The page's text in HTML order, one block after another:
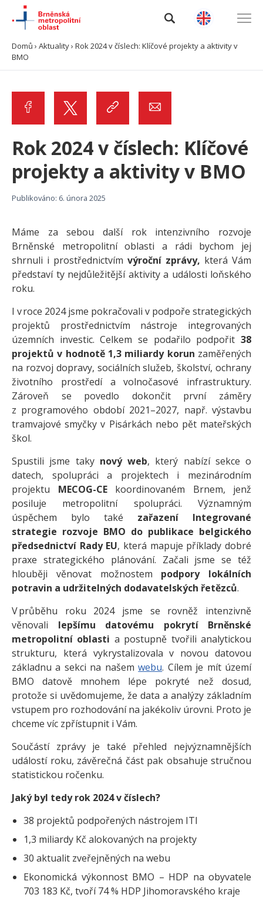
Domů › Aktuality› Rok 2024 v číslech: Klíčové projekty a aktivity v
BMO
Rok 2024 v číslech: Klíčové
projekty a aktivity v BMO
Publikováno: 6. února 2025
Máme za sebou další rok intenzivního rozvoje
Brněnské metropolitní oblasti a rádi bychom jej
shrnuli i prostřednictvím výroční zprávy, která Vám
představí ty nejdůležitější aktivity a události loňského
roku.
I v roce 2024 jsme pokračovali v podpoře strategických
projektů prostřednictvím nástroje integrovaných
územních investic. Celkem se podařilo podpořit 38
projektů v hodnotě 1,3 miliardy korun zaměřených
na rozvoj dopravy, sociálních služeb, školství, ochrany
životního prostředí a volnočasové infrastruktury.
Zároveň se povedlo dokončit první záměry
z programového období 2021–2027, např. výstavbu
tramvajové smyčky v Pisárkách nebo pět mateřských
škol.
Spustili jsme taky nový web, který nabízí sekce o
datech, spolupráci a projektech i mezinárodním
projektu MECOG-CEkoordinovaném Brnem, jenž
posiluje metropolitní spolupráci. Významným
úspěchem bylo také zařazení Integrované
strategie rozvoje BMO do publikace belgického
předsednictví Rady EU, která mapuje příklady dobré
praxe strategického plánování. Začali jsme se též
hlouběji věnovat možnostem podpory lokálních
potravin a udržitelných dodavatelských řetězců.
V průběhu roku 2024 jsme se rovněž intenzivně
věnovali lepšímu datovému pokrytí Brněnské
metropolitní oblasti a postupně tvořili analytickou
strukturu, která vykrystalizovala v novou datovou
základnu a sekci na našemwebu. Cílem je mít území
BMO datově mnohem lépe pokryté než dosud,
protože si uvědomujeme, že data a analýzy základním
vstupem pro rozhodování na jakékoliv úrovni. Proto je
chceme víc zpřístupnit i Vám.
Součástí zprávy je také přehled nejvýznamnějších
událostí roku, závěrečná část pak obsahuje stručnou
statistickou ročenku.
Jaký byl tedy rok 2024 v číslech?
38 projektů podpořených nástrojem ITI
1,3 miliardy Kč alokovaných na projekty
30 aktualit zveřejněných na webu
Ekonomická výkonnost BMO – HDP na obyvatele
703 183 Kč, tvoří 74 % HDP Jihomoravského kraje
Úvod
O BMO
Výzvy
Projekty
Spolupráce
Kontakty